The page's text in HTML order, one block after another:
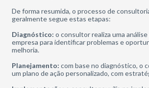
De forma resumida, o processo de
geralmente segue estas etapas:
Diagnóstico: o consultor realiza uma
empresa para identificar problemas e
melhoria.
Planejamento: com base no diagnóstico, o
um plano de ação personalizado, com